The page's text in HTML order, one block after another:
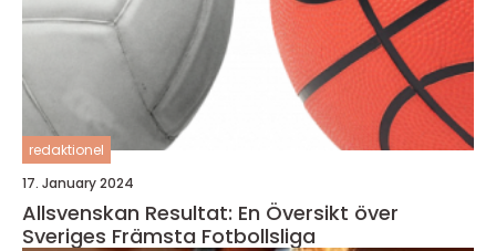
redaktionel
17. January 2024
Allsvenskan Resultat: En Översikt över
Sveriges Främsta Fotbollsliga